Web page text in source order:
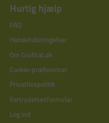
Hurtig hjælp
FAQ
Handelsbetingelser
Om Grafical.dk
Cookie-præferencer
Privatlivspolitik
Fortrydelsesformular
Log ind